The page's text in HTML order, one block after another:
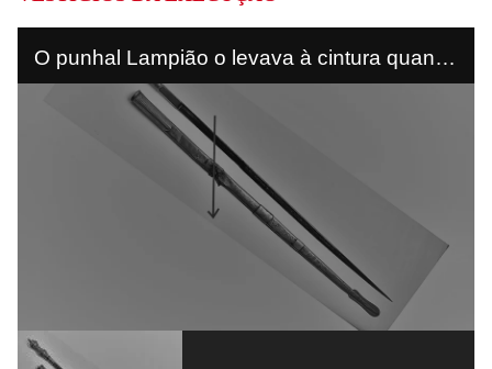
O punhal Lampião o levava à cintura quando
a bala o atingiu. Media 80 cm